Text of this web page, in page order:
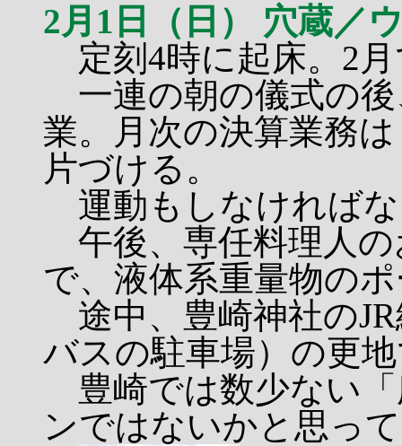
2月1日（日） 穴蔵／
定刻4時に起床。2
一連の朝の儀式の
業。月次の決算業務
片づける。
運動もしなければ
午後、専任料理人
で、液体系重量物の
途中、豊崎神社の
バスの駐車場）の更
豊崎では数少ない
ンではないかと思っ